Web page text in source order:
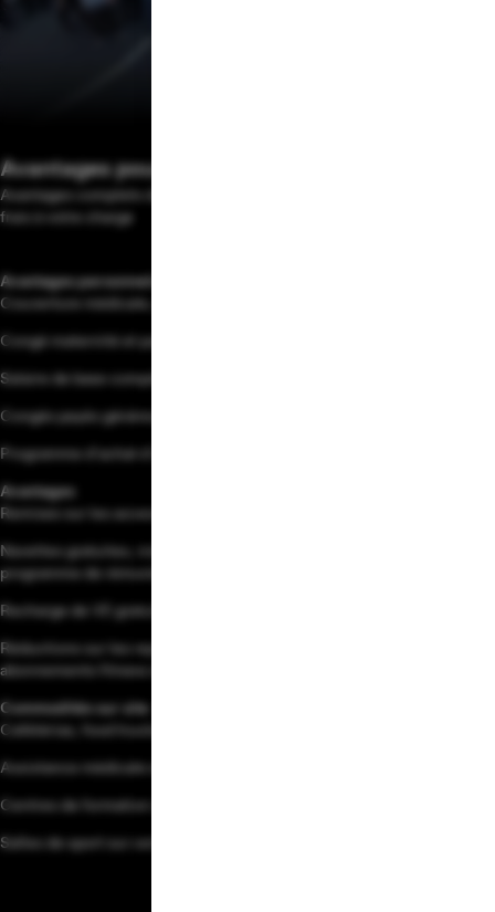
Avantages pour les collaborateurs
Avantages complets dès le premier jour et options disponibles sans
frais à votre charge
Avantages personnels
Couverture médicale, dentaire et optique complète
Congé maternité et paternité
Salaire de base compétitif et plan 401(k)
Congés payés généreux et horaires flexibles
Programme d'achat d'actions à prix réduit
Avantages
Remises sur les accessoires et mises à niveau
Navettes gratuites, indemnités mensuelles au covoiturage et
programme de rémunération vélo-travail
Recharge de VE gratuite
Réductions sur les repas, voyages, forfaits téléphoniques,
abonnements fitness et bien plus encore
Commodités sur site
Cafétérias, food trucks et patios extérieurs
Assistance médicale en interne
Centres de formation sur site
Salles de sport sur certains sites